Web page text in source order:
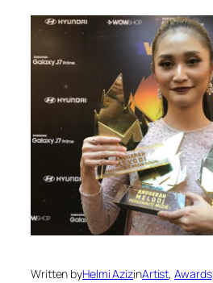
Written byHelmi AzizinArtist, Awards